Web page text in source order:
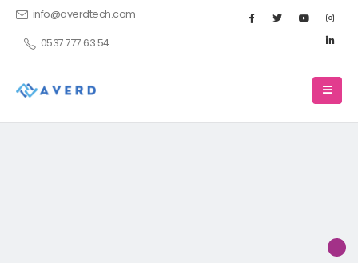
info@averdtech.com
0537 777 63 54